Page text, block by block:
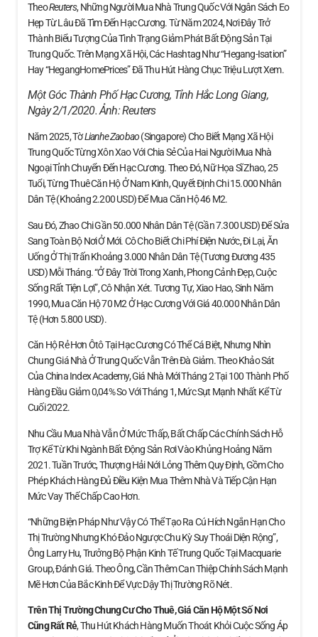
TheoReuters, Những Người Mua Nhà Trung Quốc Với Ngân Sách Eo
Hẹp Từ Lâu Đã Tìm Đến Hạc Cương. Từ Năm 2024, Nơi Đây Trở
Thành Biểu Tượng Của Tình Trạng Giảm Phát Bất Động Sản Tại
Trung Quốc. Trên Mạng Xã Hội, Các Hashtag Như “Hegang-Isation”
Hay “HegangHomePrices” Đã Thu Hút Hàng Chục Triệu Lượt Xem.
Một Góc Thành Phố Hạc Cương, Tỉnh Hắc Long Giang,
Ngày 2/1/2020. Ảnh:Reuters
Năm 2025, TờLianhe Zaobao(Singapore) Cho Biết Mạng Xã Hội
Trung Quốc Từng Xôn Xao Với Chia Sẻ Của Hai Người Mua Nhà
Ngoại Tỉnh Chuyển Đến Hạc Cương. Theo Đó, Nữ Họa Sĩ Zhao, 25
Tuổi, Từng Thuê Căn Hộ Ở Nam Kinh, Quyết Định Chi 15.000 Nhân
Dân Tệ (khoảng 2.200 USD) Để Mua Căn Hộ 46 M2.
Sau Đó, Zhao Chi Gần 50.000 Nhân Dân Tệ (gần 7.300 USD) Để Sửa
Sang Toàn Bộ Nơi Ở Mới. Cô Cho Biết Chi Phí Điện Nước, Đi Lại, Ăn
Uống Ở Thị Trấn Khoảng 3.000 Nhân Dân Tệ (tương Đương 435
USD) Mỗi Tháng. “Ở Đây Trời Trong Xanh, Phong Cảnh Đẹp, Cuộc
Sống Rất Tiện Lợi”, Cô Nhận Xét. Tương Tự, Xiao Hao, Sinh Năm
1990, Mua Căn Hộ 70 M2 Ở Hạc Cương Với Giá 40.000 Nhân Dân
Tệ (hơn 5.800 USD).
Căn Hộ Rẻ Hơn Ôtô Tại Hạc Cương Có Thể Cá Biệt, Nhưng Nhìn
Chung Giá Nhà Ở Trung Quốc Vẫn Trên Đà Giảm. Theo Khảo Sát
Của China Index Academy, Giá Nhà Mới Tháng 2 Tại 100 Thành Phố
Hàng Đầu Giảm 0,04% So Với Tháng 1, Mức Sụt Mạnh Nhất Kể Từ
Cuối 2022.
Nhu Cầu Mua Nhà Vẫn Ở Mức Thấp, Bất Chấp Các Chính Sách Hỗ
Trợ Kể Từ Khi Ngành Bất Động Sản Rơi Vào Khủng Hoảng Năm
2021. Tuần Trước, Thượng Hải Nới Lỏng Thêm Quy Định, Gồm Cho
Phép Khách Hàng Đủ Điều Kiện Mua Thêm Nhà Và Tiếp Cận Hạn
Mức Vay Thế Chấp Cao Hơn.
“Những Biện Pháp Như Vậy Có Thể Tạo Ra Cú Hích Ngắn Hạn Cho
Thị Trường Nhưng Khó Đảo Ngược Chu Kỳ Suy Thoái Diện Rộng”,
Ông Larry Hu, Trưởng Bộ Phận Kinh Tế Trung Quốc Tại Macquarie
Group, Đánh Giá. Theo Ông, Cần Thêm Can Thiệp Chính Sách Mạnh
Mẽ Hơn Của Bắc Kinh Để Vực Dậy Thị Trường Rõ Nét.
Trên Thị Trường Chung Cư Cho Thuê, Giá Căn HộMột Số Nơi
Cũng Rất Rẻ, Thu Hút Khách Hàng Muốn Thoát Khỏi Cuộc Sống Áp